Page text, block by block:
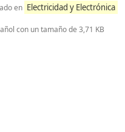
en Electricidad y Electrónica
con un tamaño de 3,71 KB